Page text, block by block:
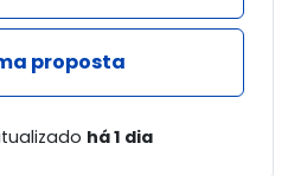
proposta
há 1 dia